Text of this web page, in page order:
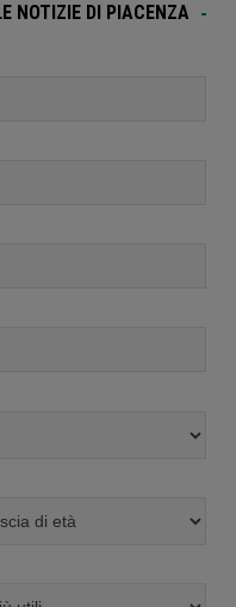
NOTIZIE DI PIACENZA